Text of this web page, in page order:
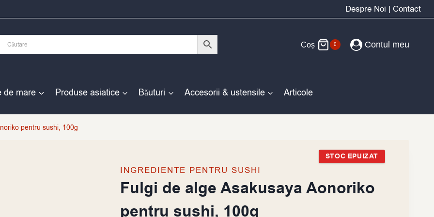
Despre Noi | Contact
Coș 0 Contul meu
de mare Produse asiatice Băuturi Accesorii & ustensile Articole
pentru sushi, 100g
STOC EPUIZAT
INGREDIENTE PENTRU SUSHI
Fulgi de alge Asakusaya Aonoriko
pentru sushi, 100g